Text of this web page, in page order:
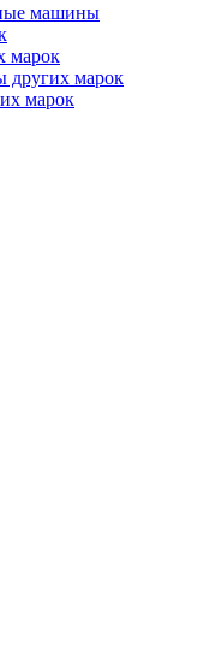
машины
марок
других марок
марок